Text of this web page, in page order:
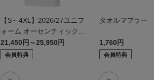
【S～4XL】2026/27ユニフ
ォーム オーセンティックモ
デル:FP2nd
21,450円～25,950円
会員特典
タオルマフラー
1,760円
会員特典